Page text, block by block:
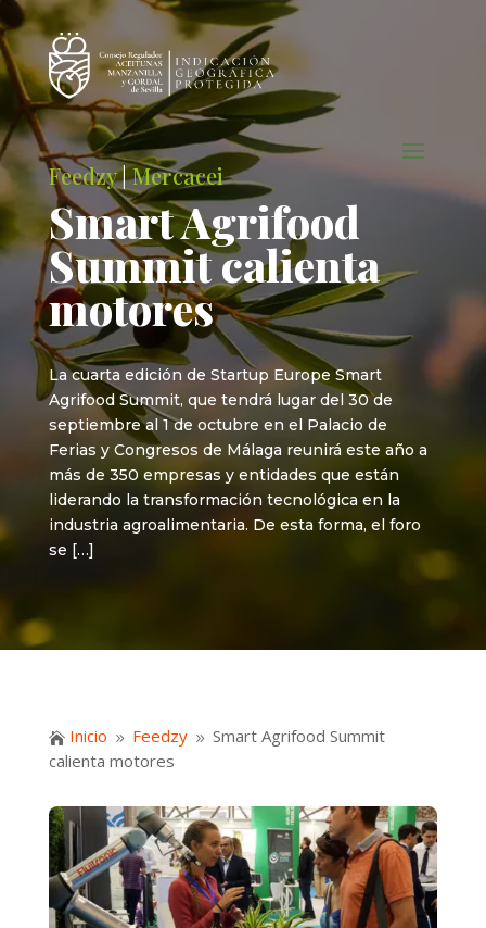
Feedzy|Mercacei
Smart Agrifood
Summit calienta
motores
La cuarta edición de Startup Europe Smart
Agrifood Summit, que tendrá lugar del 30 de
septiembre al 1 de octubre en el Palacio de
Ferias y Congresos de Málaga reunirá este año a
más de 350 empresas y entidades que están
liderando la transformación tecnológica en la
industria agroalimentaria. De esta forma, el foro
se […]
 Inicio 9 Feedzy 9 Smart Agrifood Summit
calienta motores